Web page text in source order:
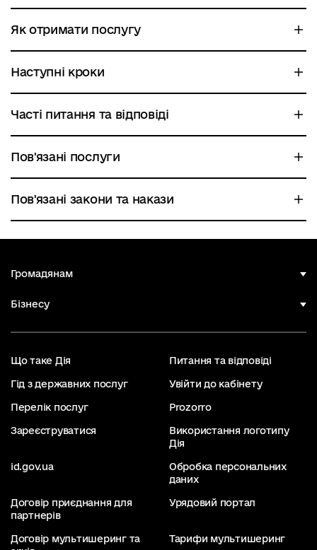
Як отримати послугу
Наступні кроки
Часті питання та відповіді
Пов'язані послуги
Пов'язані закони та накази
Громадянам
Бізнесу
Що таке Дія Питання та відповіді
Гід з державних послуг Увійти до кабінету
Перелік послуг Prozorro
Зареєструватися
Використання логотипу
Дія
id.gov.ua
Обробка персональних
даних
Договір приєднання для
партнерів
Урядовий портал
Договір мультишеринг та
Тарифи мультишеринг